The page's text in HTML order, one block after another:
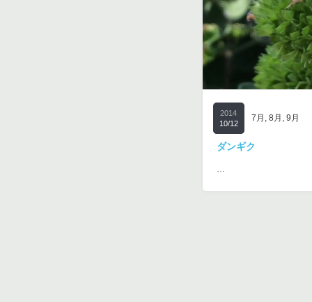
2014
10/12
7月 , 8月 , 9月
ダンギク
…